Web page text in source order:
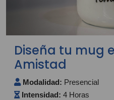
Diseña tu mug
Amistad
Modalidad: Presencial
Intensidad: 4 Horas